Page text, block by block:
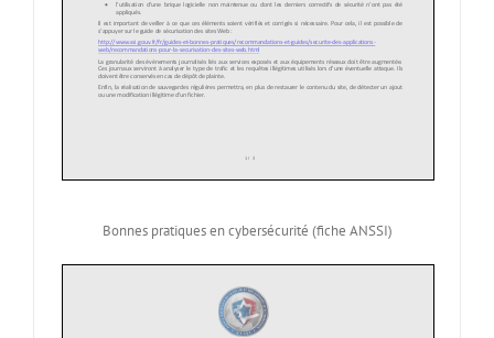
Bonnes pratiques en cybersécurité (fiche ANSSI)